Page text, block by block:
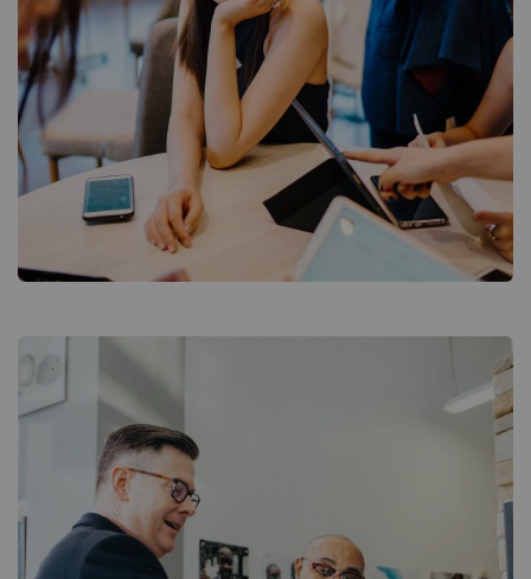
Business Growth
Coaching